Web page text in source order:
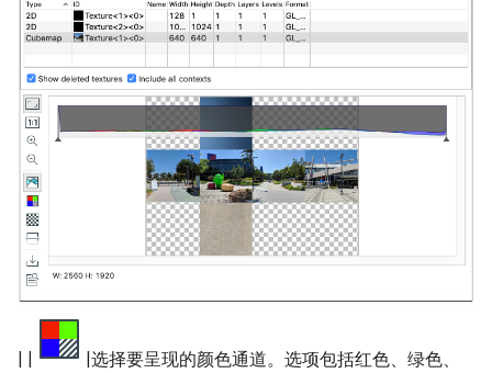
|选择要呈现的颜色通道。选项包括红色、绿色、